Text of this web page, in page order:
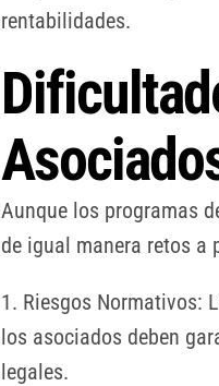
rentabilidades.
Aunque los programas
de igual manera retos a
1. Riesgos Normativos:
los asociados deben
legales.